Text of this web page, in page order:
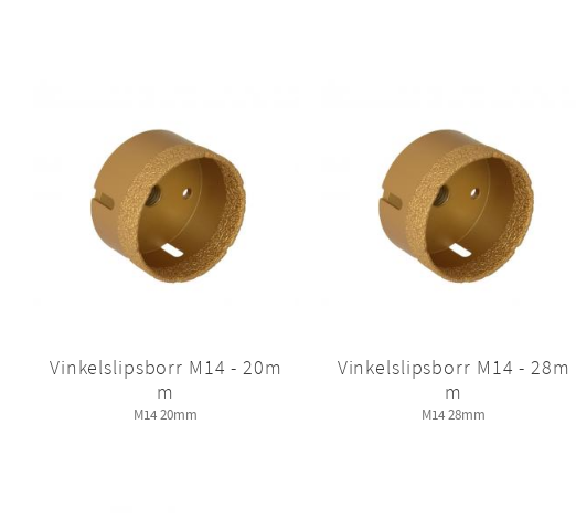
Vinkelslipsborr M14 - 20m
m
M14 20mm
Vinkelslipsborr M14 - 28m
m
M14 28mm